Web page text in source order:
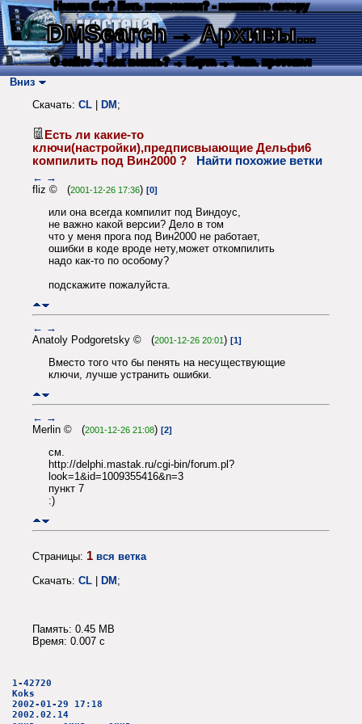
Нашли баг? Есть пожелания? - напишите автору
DMSearch→ Архивы...
О сайте → Как искать? → Карта → Текс. протокол
Вниз
Скачать: CL DM ;
Есть ли какие-то
ключи(настройки),предписвыающие Дельфи6
компилить под Вин2000 ?
Найти похожие ветки
← →
fliz © (2001-12-26 17:36) [0]
или она всегда компилит под Виндоус,
не важно какой версии? Дело в том
что у меня прога под Вин2000 не работает,
ошибки в коде вроде нету,может откомпилить
надо как-то по особому?
подскажите пожалуйста.
← →
Anatoly Podgoretsky © (2001-12-26 20:01) [1]
Вместо того что бы пенять на несуществующие
ключи, лучше устранить ошибки.
← →
Merlin © (2001-12-26 21:08) [2]
см.
http://delphi.mastak.ru/cgi-bin/forum.pl?
look=1&id=1009355416&n=3
пункт 7
:)
Страницы: 1 вся ветка
Скачать: CL | DM;
Память: 0.45 MB
Время: 0.007 c
1-42720
Koks
2002-01-29 17:18
2002.02.14